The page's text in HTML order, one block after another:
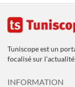
Tuniscope est un
focalisé sur
INFORMATION